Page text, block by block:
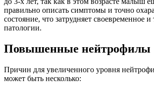
правильно описать симптомы и точно
состояние, что затрудняет своевременное
патологии.
Повышенные нейтрофилы
Причин для увеличенного уровня
может быть несколько: